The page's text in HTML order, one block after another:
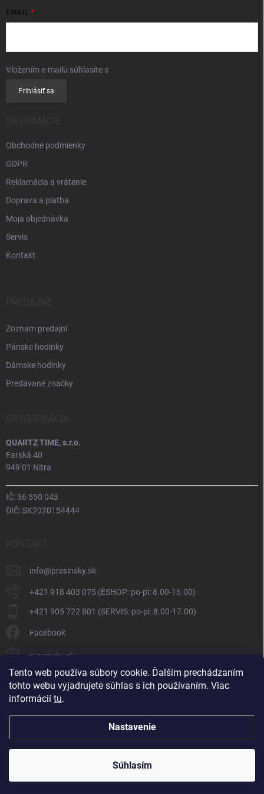
Tento web používa súbory cookie. Ďalším prechádzaním
tohto webu vyjadrujete súhlas s ich používaním. Viac
informácií tu.
Nastavenie
Súhlasím
EMAIL
Vložením e-mailu súhlasíte s
Prihlásiť sa
Obchodné podmienky
GDPR
Reklamácia a vrátenie
Doprava a platba
Moja objednávka
Servis
Kontakt
Zoznam predajní
Pánske hodinky
Dámske hodinky
Predávané značky
QUARTZ TIME, s.r.o.
Farská 40
949 01 Nitra
IČ: 36 550 043
DIČ: SK2020154444
info@presinsky.sk
+421 918 403 075 (ESHOP: po-pi: 8.00-16.00)
+421 905 722 801 (SERVIS: po-pi: 8.00-17.00)
Facebook
presinsky.sk
Presinsky.sk . Všetky práva vyhradené.